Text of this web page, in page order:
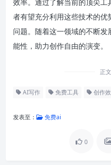
者有望充分利用这些技术的
问题。随着这一领域的不断
能性，助力创作自由的演变。
正
AI写作 免费工具 创作
发表至： 免费ai
0